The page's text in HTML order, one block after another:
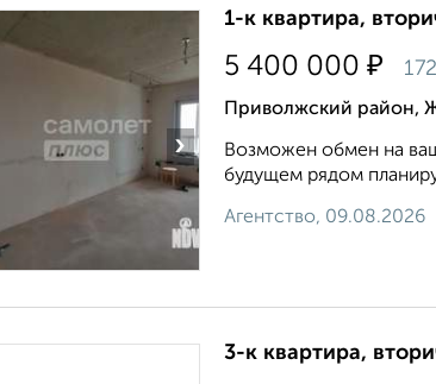
›
1-к квартира,
5 400 000 ₽
Приволжский район,
Возможен обмен на
будущем рядом
Агентство, 09.08.2026
3-к квартира,